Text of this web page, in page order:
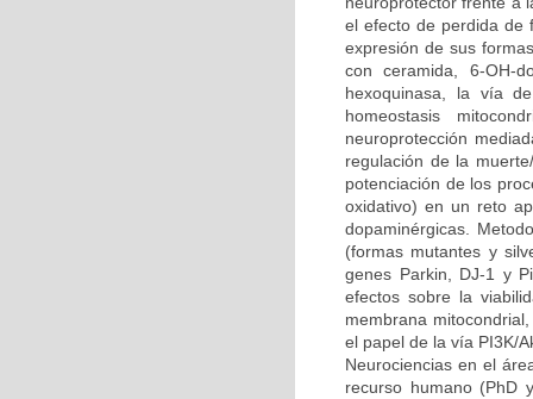
el efecto de perdida de
expresión de sus
con ceramida, 6-OH-
hexoquinasa, la vía
homeostasis
neuroprotección
regulación de la
potenciación de los
oxidativo) en un reto
dopaminérgicas.
(formas mutantes y
genes Parkin, DJ-1 y
efectos sobre la
membrana
el papel de la vía PI3K/
Neurociencias en el
recurso humano (PhD